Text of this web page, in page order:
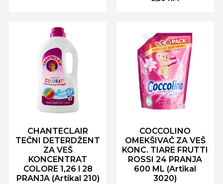
CHANTECLAIR
TEČNI DETERDŽENT
ZA VEŠ
KONCENTRAT
COLORE 1,26 l 28
PRANJA (Artikal 210)
COCCOLINO
OMEKŠIVAČ ZA VEŠ
KONC. TIARE FRUTTI
ROSSI 24 PRANJA
600 ML (Artikal
3020)